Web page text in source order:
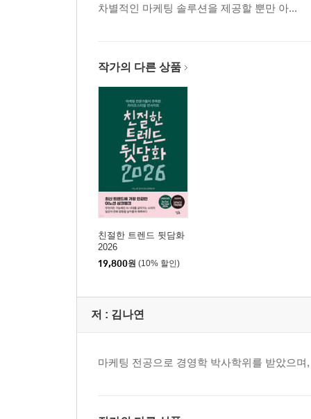
차별적인 마케팅 솔루션을 제공할 뿐만 아...
작가의 다른 상품
친절한 트렌드 뒷담화
2026
19,800원 (10% 할인)
저 : 김나연
마케팅 전공으로 경영학 박사학위를 받았으